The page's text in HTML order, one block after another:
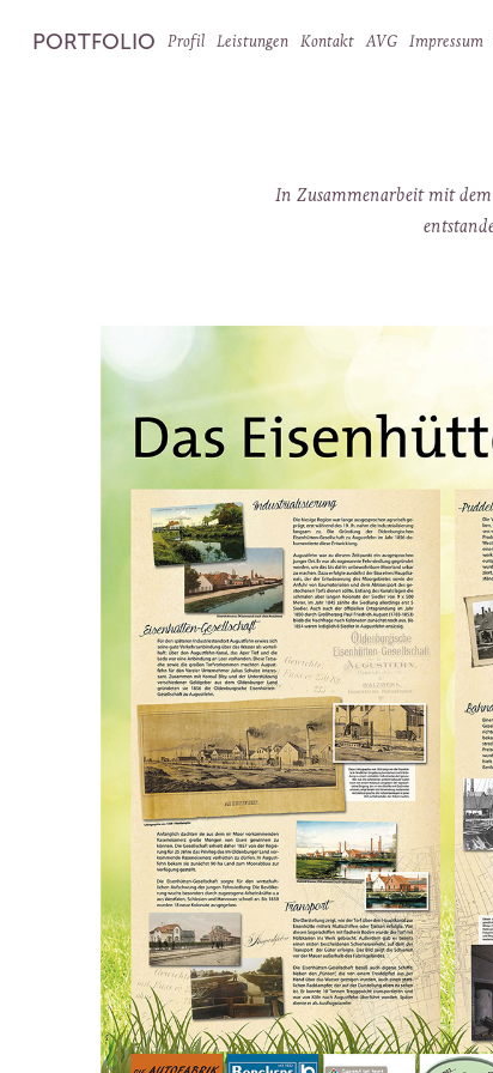
PORTFOLIO Profil Leistungen Kontakt AVG Impressum
In Zusammenarbeit mit dem